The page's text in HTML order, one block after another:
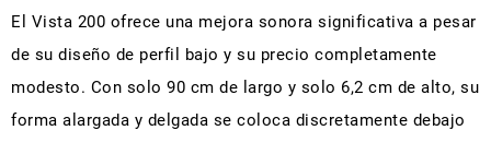
El Vista 200 ofrece una mejora sonora significativa a pesar
de su diseño de perfil bajo y su precio completamente
modesto. Con solo 90 cm de largo y solo 6,2 cm de alto, su
forma alargada y delgada se coloca discretamente debajo